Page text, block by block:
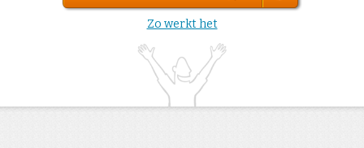
Zo werkt het